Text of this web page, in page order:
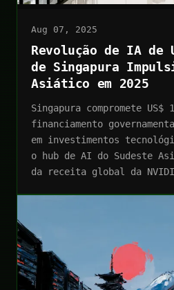
Aug 07, 2025
Revolução de IA de
de Singapura
Asiático em 2025
Singapura compromete
financiamento
em investimentos
o hub de AI do Sudeste
da receita global da